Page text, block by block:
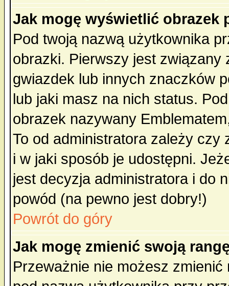
Jak mogę wyświetlić obrazek
Pod twoją nazwą użytkownika
obrazki. Pierwszy jest
gwiazdek lub innych znaczków
lub jaki masz na nich status.
obrazek nazywany
To od administratora zależy czy
i w jaki sposób je udostępni.
jest decyzja administratora i do
powód (na pewno jest dobry!)
Powrót do góry
Jak mogę zmienić swoją
Przeważnie nie możesz